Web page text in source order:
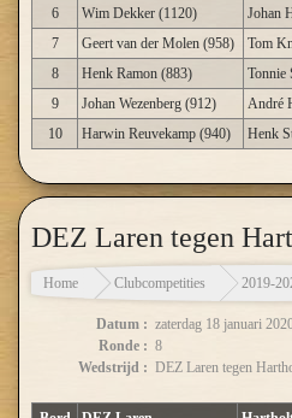
6
Wim Dekker (1120) Johan
7
Geert van der Molen (958) Tom
8
Henk Ramon (883) Tonnie
9
Johan Wezenberg (912) André
10
Harwin Reuvekamp (940) Henk
DEZ Laren tegen
Home Clubcompetities 2019-
Datum : zaterdag 18 januari
Ronde : 8
Wedstrijd : DEZ Laren tegen